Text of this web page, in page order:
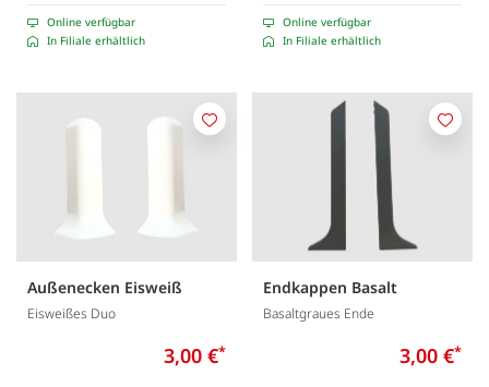
Online verfügbar
In Filiale erhältlich
Online verfügbar
In Filiale erhältlich
Außenecken Eisweiß
Eisweißes Duo
3,00 €*
Merken
Endkappen Basalt
Basaltgraues Ende
3,00 €*